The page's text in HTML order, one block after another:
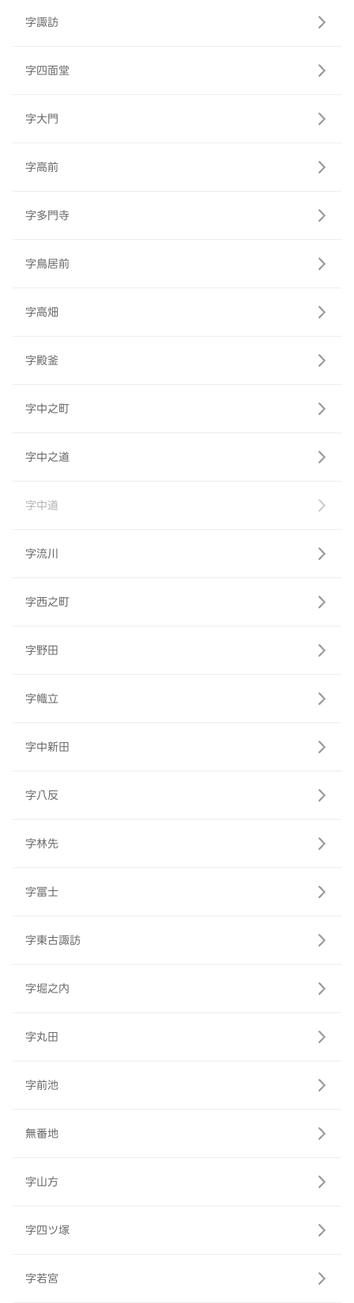
字諏訪
字四面堂
字大門
字高前
字多門寺
字鳥居前
字高畑
字殿釜
字中之町
字中之道
字中道
字流川
字西之町
字野田
字幟立
字中新田
字八反
字林先
字冨士
字東古諏訪
字堀之内
字丸田
字前池
無番地
字山方
字四ツ塚
字若宮